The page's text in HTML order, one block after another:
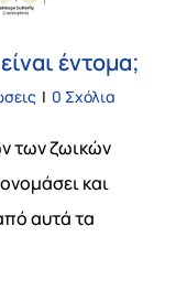
έντομα;
| 0 Σχόλια
των ζωικών
και
αυτά τα